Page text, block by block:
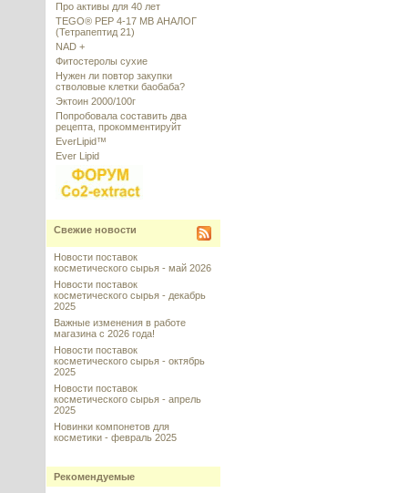
Про активы для 40 лет
TEGO® PEP 4-17 MB АНАЛОГ
(Тетрапептид 21)
NAD +
Фитостеролы сухие
Нужен ли повтор закупки
стволовые клетки баобаба?
Эктоин 2000/100г
Попробовала составить два
рецепта, прокомментируйт
EverLipid™
Ever Lipid
Свежие новости
Новости поставок
косметического сырья - май 2026
Новости поставок
косметического сырья - декабрь
2025
Важные изменения в работе
магазина с 2026 года!
Новости поставок
косметического сырья - октябрь
2025
Новости поставок
косметического сырья - апрель
2025
Новинки компонетов для
косметики - февраль 2025
Рекомендуемые